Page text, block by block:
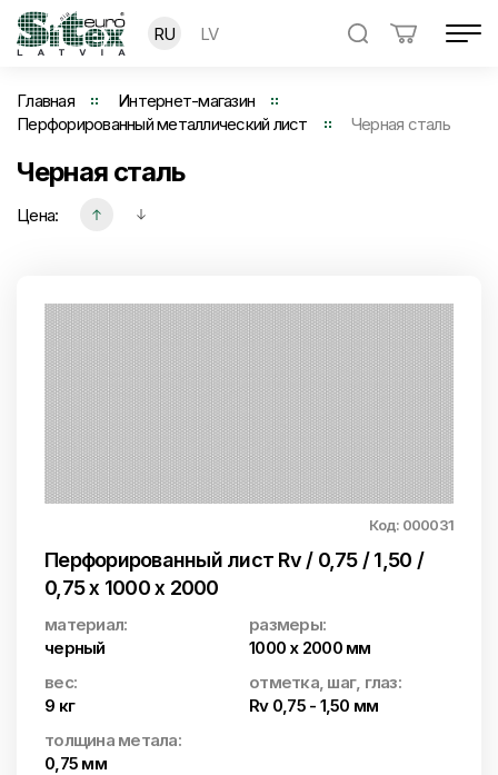
RU LV
Главная
Интернет-магазин
Перфорированный металлический лист
Черная сталь
Черная сталь
Цена:
Код: 000031
Перфорированный лист Rv / 0,75 / 1,50 /
0,75 x 1000 x 2000
материал:
черный
размеры:
1000 x 2000 мм
вес:
9 кг
отметка, шаг, глаз:
Rv 0,75 - 1,50 мм
толщина метала:
0,75 мм